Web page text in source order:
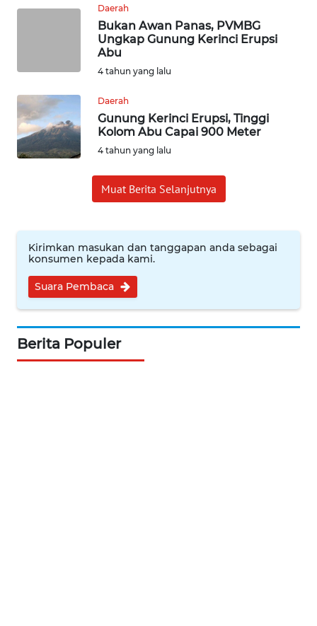
Daerah
Bukan Awan Panas, PVMBG
Ungkap Gunung Kerinci Erupsi
Abu
4 tahun yang lalu
Daerah
Gunung Kerinci Erupsi, Tinggi
Kolom Abu Capai 900 Meter
4 tahun yang lalu
Muat Berita Selanjutnya
Kirimkan masukan dan tanggapan anda sebagai
konsumen kepada kami.
Suara Pembaca
Berita Populer
KEPULAUAN
SERIBU
WN
WN
CIREBON
WN
INDRAMAYU